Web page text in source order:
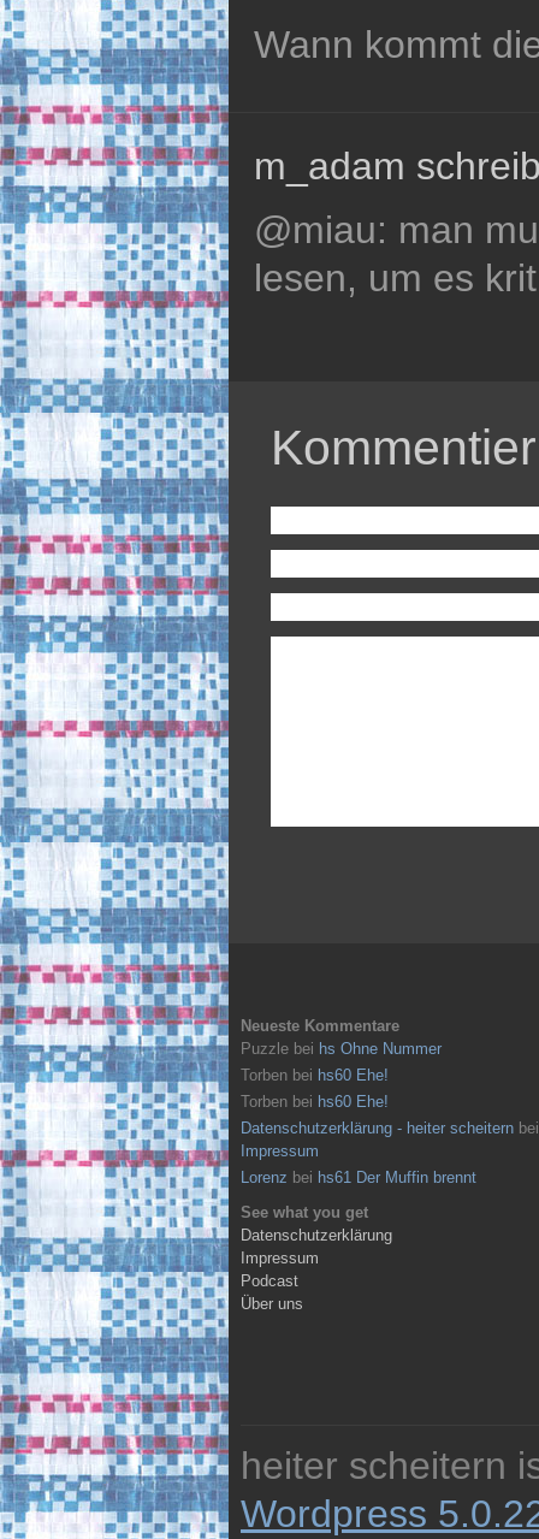
Wann kommt
m_adam
@miau: man
lesen, um es
Neueste Kommentare
Puzzle bei hs Ohne Nummer
Torben bei hs60 Ehe!
Torben bei hs60 Ehe!
Datenschutzerklärung - heiter scheitern bei
Impressum
Lorenz bei hs61 Der Muffin brennt
See what you get
Datenschutzerklärung
Impressum
Podcast
Über uns
heiter scheitern
Wordpress